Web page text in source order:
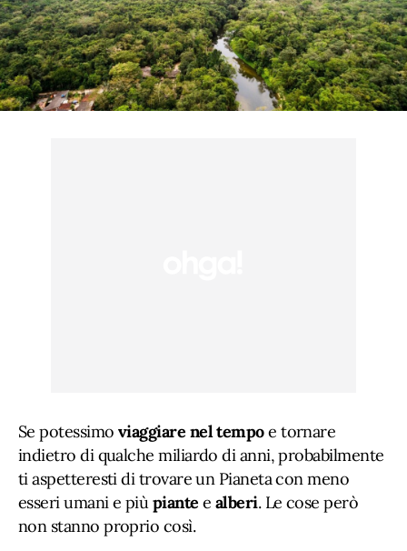
Se potessimo viaggiare nel tempoe tornare
indietro di qualche miliardo di anni, probabilmente
ti aspetteresti di trovare un Pianeta con meno
esseri umani e piùpiante e alberi. Le cose però
non stanno proprio così.